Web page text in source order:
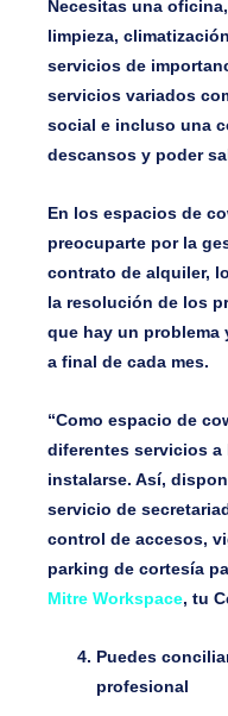
Necesitas una
limpieza,
servicios de
servicios variados
social e incluso una
descansos y poder
En los espacios de
preocuparte por la
contrato de alquiler,
la resolución de los
que hay un problema
a final de cada mes.
“Como espacio de
diferentes servicios a
instalarse. Así,
servicio de
control de accesos,
parking de cortesía
Mitre Workspace, tu
Puedes
profesional